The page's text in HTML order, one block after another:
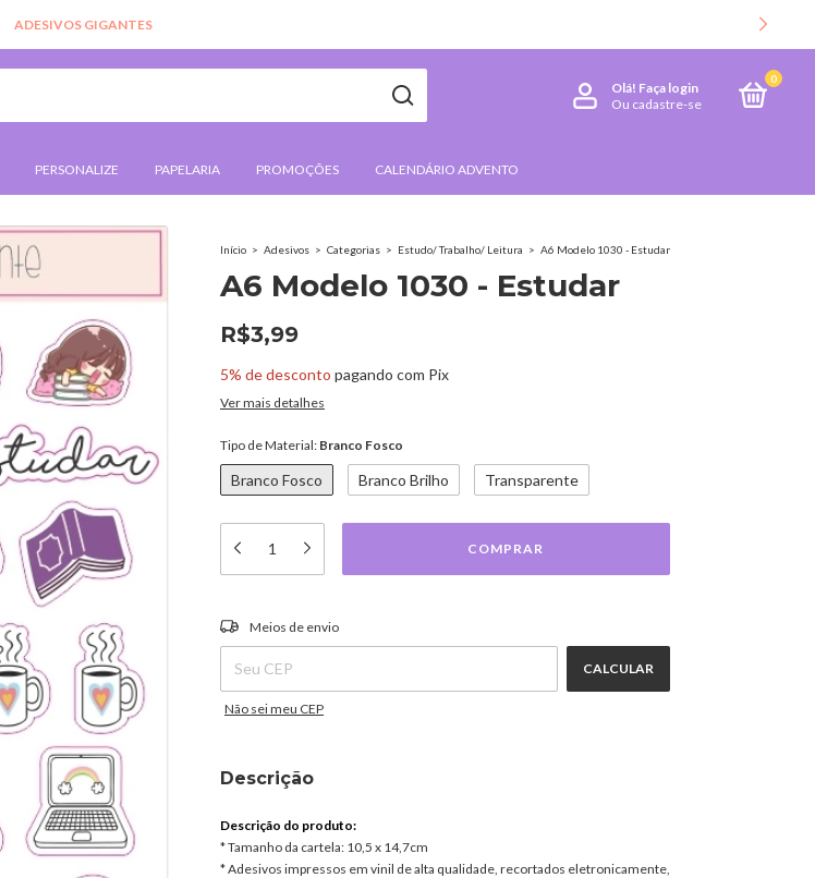
Olá! Faça login
Ou cadastre-se
0
PERSONALIZE PAPELARIA PROMOÇÕES CALENDÁRIO ADVENTO
Início > Adesivos > Categorias > Estudo/ Trabalho/ Leitura > A6 Modelo 1030 - Estudar
A6 Modelo 1030 - Estudar
R$3,99
5% de desconto pagando com Pix
Ver mais detalhes
Tipo de Material: Branco Fosco
Branco Fosco Branco Brilho Transparente
Entregas para o CEP:
Meios de envio
CALCULAR
Não sei meu CEP
Descrição
Descrição do produto:
* Tamanho da cartela: 10,5 x 14,7cm
* Adesivos impressos em vinil de alta qualidade, recortados eletronicamente,